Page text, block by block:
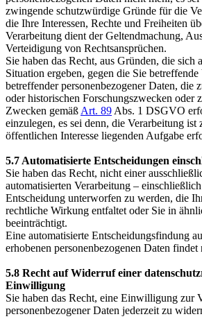
zwingende schutzwürdige Gründe für die
die Ihre Interessen, Rechte und Freiheiten
Verarbeitung dient der Geltendmachung,
Verteidigung von Rechtsansprüchen.
Sie haben das Recht, aus Gründen, die sich
Situation ergeben, gegen die Sie
betreffender personenbezogener Daten, die
oder historischen Forschungszwecken oder
Zwecken gemäß Art. 89 Abs. 1 DSGVO
einzulegen, es sei denn, die Verarbeitung
öffentlichen Interesse liegenden Aufgabe
5.7 Automatisierte Entscheidungen
Sie haben das Recht, nicht einer
automatisierten Verarbeitung –
Entscheidung unterworfen zu werden, die
rechtliche Wirkung entfaltet oder Sie in
beeinträchtigt.
Eine automatisierte Entscheidungsfindung
erhobenen personenbezogenen Daten findet
5.8 Recht auf Widerruf einer
Einwilligung
Sie haben das Recht, eine Einwilligung zur
personenbezogener Daten jederzeit zu